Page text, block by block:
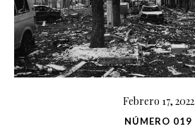
Febrero 17, 2022
NÚMERO 019